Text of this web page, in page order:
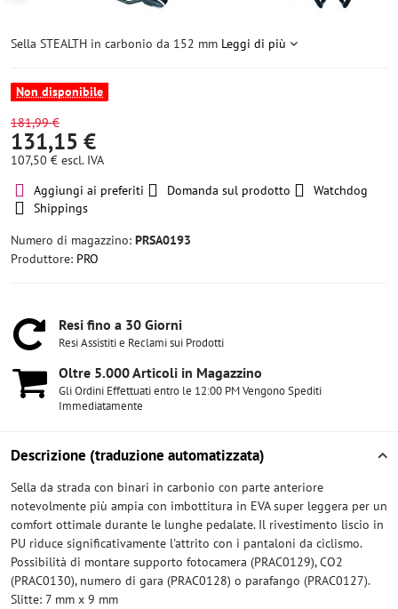
Sella STEALTH in carbonio da 152 mm Leggi di più
Non disponibile
181,99 €
131,15 €
107,50 € escl. IVA
Aggiungi ai preferiti
Domanda sul prodotto
Watchdog
Shippings
Numero di magazzino: PRSA0193
Produttore: PRO
Resi fino a 30 Giorni
Resi Assistiti e Reclami sui Prodotti
Oltre 5​.000 Articoli in Magazzino
Gli Ordini Effettuati entro le 12:00 PM Vengono Spediti
Immediatamente
Descrizione (traduzione automatizzata)
Sella da strada con binari in carbonio con parte anteriore
notevolmente più ampia con imbottitura in EVA super leggera per un
comfort ottimale durante le lunghe pedalate. Il rivestimento liscio in
PU riduce significativamente l'attrito con i pantaloni da ciclismo.
Possibilità di montare supporto fotocamera (PRAC0129), CO2
(PRAC0130), numero di gara (PRAC0128) o parafango (PRAC0127).
Slitte: 7 mm x 9 mm